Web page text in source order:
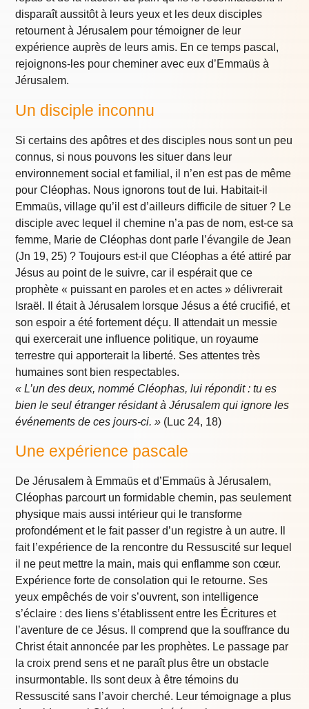
disparaît aussitôt à leurs yeux et les deux disciples
retournent à Jérusalem pour témoigner de leur
expérience auprès de leurs amis. En ce temps pascal,
rejoignons-les pour cheminer avec eux d’Emmaüs à
Jérusalem.
Un disciple inconnu
Si certains des apôtres et des disciples nous sont un peu
connus, si nous pouvons les situer dans leur
environnement social et familial, il n’en est pas de même
pour Cléophas. Nous ignorons tout de lui. Habitait-il
Emmaüs, village qu’il est d’ailleurs difficile de situer ? Le
disciple avec lequel il chemine n’a pas de nom, est-ce sa
femme, Marie de Cléophas dont parle l’évangile de Jean
(Jn 19, 25) ? Toujours est-il que Cléophas a été attiré par
Jésus au point de le suivre, car il espérait que ce
prophète « puissant en paroles et en actes » délivrerait
Israël. Il était à Jérusalem lorsque Jésus a été crucifié, et
son espoir a été fortement déçu. Il attendait un messie
qui exercerait une influence politique, un royaume
terrestre qui apporterait la liberté. Ses attentes très
humaines sont bien respectables.
« L’un des deux, nommé Cléophas, lui répondit : tu es
bien le seul étranger résidant à Jérusalem qui ignore les
événements de ces jours-ci. » (Luc 24, 18)
Une expérience pascale
De Jérusalem à Emmaüs et d’Emmaüs à Jérusalem,
Cléophas parcourt un formidable chemin, pas seulement
physique mais aussi intérieur qui le transforme
profondément et le fait passer d’un registre à un autre. Il
fait l’expérience de la rencontre du Ressuscité sur lequel
il ne peut mettre la main, mais qui enflamme son cœur.
Expérience forte de consolation qui le retourne. Ses
yeux empêchés de voir s’ouvrent, son intelligence
s’éclaire : des liens s’établissent entre les Écritures et
l’aventure de ce Jésus. Il comprend que la souffrance du
Christ était annoncée par les prophètes. Le passage par
la croix prend sens et ne paraît plus être un obstacle
insurmontable. Ils sont deux à être témoins du
Ressuscité sans l’avoir cherché. Leur témoignage a plus